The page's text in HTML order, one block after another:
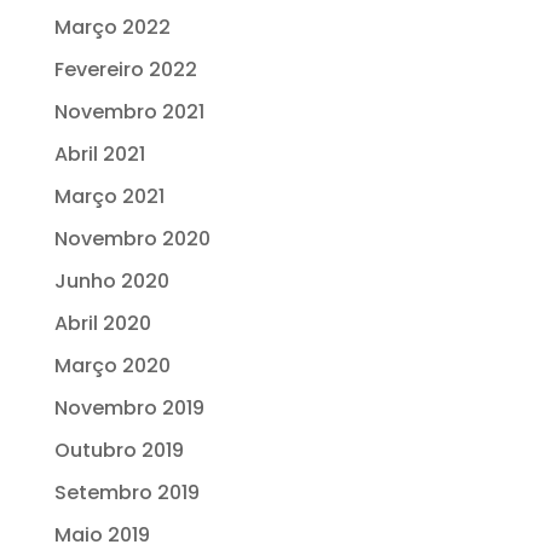
Março 2022
Fevereiro 2022
Novembro 2021
Abril 2021
Março 2021
Novembro 2020
Junho 2020
Abril 2020
Março 2020
Novembro 2019
Outubro 2019
Setembro 2019
Maio 2019